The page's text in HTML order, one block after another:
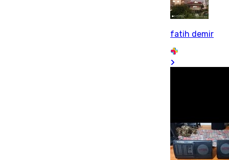
fatih demir